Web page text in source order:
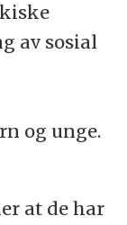
av sosial
og unge.
at de har